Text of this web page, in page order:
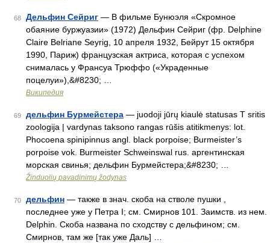
68 Дельфин Сейриг — В фильме Бунюэля «Скромное
обаяние буржуазии» (1972) Дельфин Сейриг (фр. Delphine
Claire Belriane Seyrig, 10 апреля 1932, Бейрут 15 октября
1990, Париж) французская актриса, которая с успехом
снималась у Франсуа Трюффо («Украденные
поцелуи»),&#8230; …
Википедия
69 дельфин Бурмейстера — juodoji jūrų kiaulė statusas T sritis
zoologija | vardynas taksono rangas rūšis atitikmenys: lot.
Phocoena spinipinnus angl. black porpoise; Burmeister’s
porpoise vok. Burmeister Schweinswal rus. аргентинская
морская свинья; дельфин Бурмейстера;&#8230; …
Žinduolių pavadinimų žodynas
70 дельфин — также в знач. скоба на стволе пушки ,
последнее уже у Петра I; см. Смирнов 101. Заимств. из нем.
Delphin. Скоба названа по сходству с дельфином; см.
Смирнов, там же [так уже Даль] …